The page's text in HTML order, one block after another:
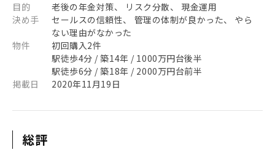
目的
老後の年金対策、 リスク分散、 現金運用
決め手
セールスの信頼性、 管理の体制が良かった、 やら
ない理由がなかった
物件
初回購入2件
駅徒歩4分 / 築14年 / 1000万円台後半
駅徒歩6分 / 築18年 / 2000万円台前半
掲載日
2020年11月19日
総評